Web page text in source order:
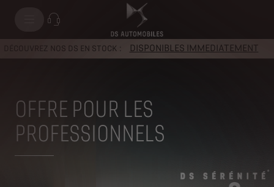
DÉCOUVREZ NOS DS EN STOCK : DISPONIBLES IMMEDIATEMENT
OFFRE POUR LES
PROFESSIONNELS
Modèles